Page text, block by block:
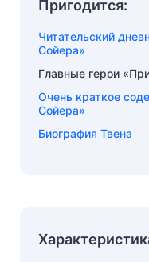
Пригодится:
Читательский
Сойера»
Главные герои
Очень краткое
Сойера»
Биография Твена